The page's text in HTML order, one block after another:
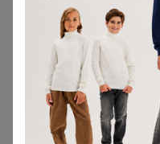
Как здесь все устроено?